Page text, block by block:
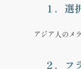
１．選
アジア人のメ
２．フ